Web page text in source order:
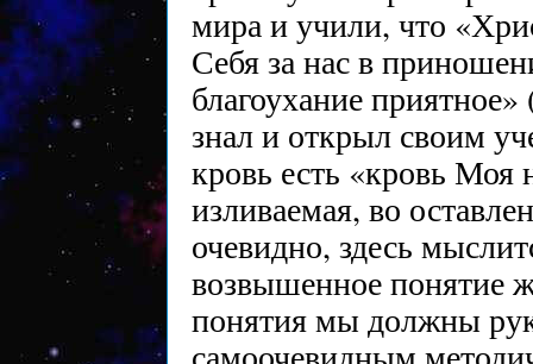
мира и учили, что
Себя за нас в
благоухание
знал и открыл своим
кровь есть «кровь Моя
изливаемая, во
очевидно, здесь
возвышенное понятие
понятия мы должны